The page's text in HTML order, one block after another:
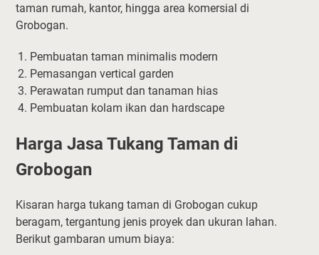
taman rumah, kantor, hingga area komersial di
Grobogan.
Pembuatan taman minimalis modern
Pemasangan vertical garden
Perawatan rumput dan tanaman hias
Pembuatan kolam ikan dan hardscape
Harga Jasa Tukang Taman di
Grobogan
Kisaran harga tukang taman di Grobogan cukup
beragam, tergantung jenis proyek dan ukuran lahan.
Berikut gambaran umum biaya: